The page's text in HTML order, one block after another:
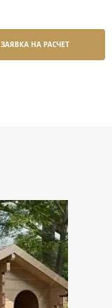
ЗАЯВКА НА РАСЧЕТ